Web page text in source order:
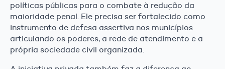
políticas públicas para o combate à redução da
maioridade penal. Ele precisa ser fortalecido como
instrumento de defesa assertiva nos municípios
articulando os poderes, a rede de atendimento e a
própria sociedade civil organizada.